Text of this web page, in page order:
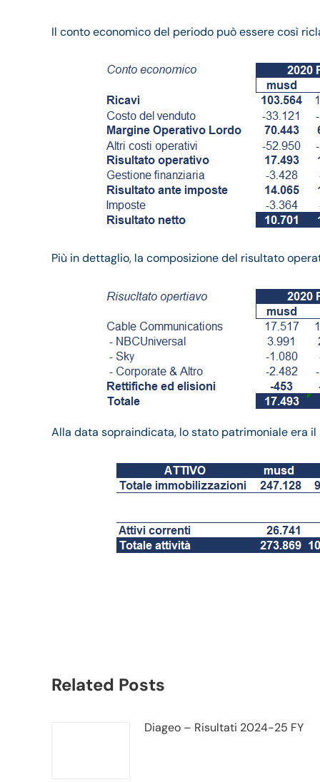
Il conto economico del periodo può essere così
Più in dettaglio, la composizione del risultato
Alla data sopraindicata, lo stato patrimoniale era il
Related Posts
Diageo – Risultati 2024-25 FY